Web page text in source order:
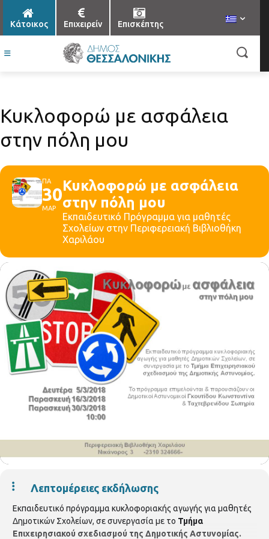
Κάτοικος Επιχειρείν Επισκέπτης
Κυκλοφορώ με ασφάλεια
στην πόλη μου
ΠΑ
30
ΜΑΡ
Κυκλοφορώ με ασφάλεια
στην πόλη μου
Εκπαιδευτικό Πρόγραμμα για μαθητές
Σχολείων στην Περιφερειακή Βιβλιοθήκη
Χαριλάου
Λεπτομέρειες εκδήλωσης
Εκπαιδευτικό πρόγραμμα κυκλοφοριακής αγωγής για μαθητές
Δημοτικών Σχολείων, σε συνεργασία με το Τμήμα
Επιχειρησιακού σχεδιασμού της Δημοτικής Αστυνομίας.